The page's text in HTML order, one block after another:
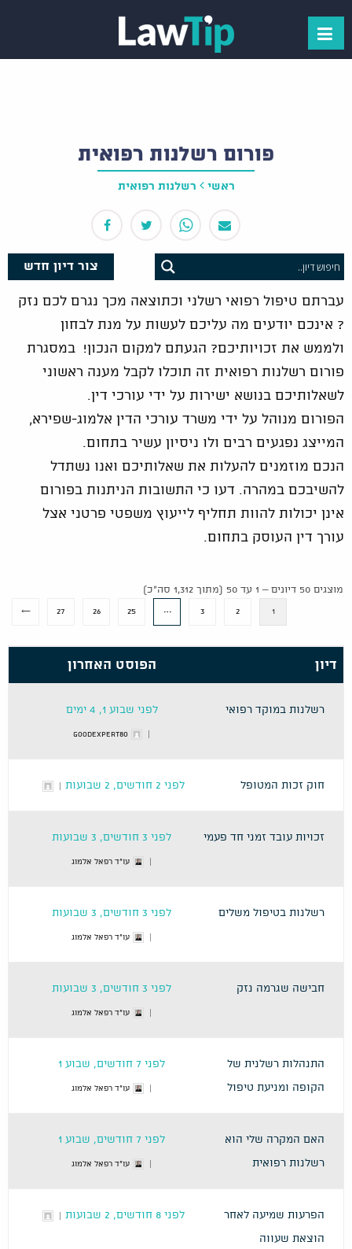
פורום רשלנות רפואית
ראשי רשלנות רפואית
צור דיון חדש
עברתם טיפול רפואי רשלני וכתוצאה מכך נגרם לכם נזק
? אינכם יודעים מה עליכם לעשות על מנת לבחון
ולממש את זכויותיכם? הגעתם למקום הנכון! במסגרת
פורום רשלנות רפואית זה תוכלו לקבל מענה ראשוני
לשאלותיכם בנושא ישירות על ידי עורכי דין.
הפורום מנוהל על ידי משרד עורכי הדין אלמוג-שפירא,
המייצג נפגעים רבים ולו ניסיון עשיר בתחום.
הנכם מוזמנים להעלות את שאלותיכם ואנו נשתדל
להשיבכם במהרה. דעו כי התשובות הניתנות בפורום
אינן יכולות להוות תחליף לייעוץ משפטי פרטני אצל
עורך דין העוסק בתחום.
מוצגים 50 דיונים – 1 עד 50 (מתוך 1,312 סה״כ)
1
2
3
…
25
26
27
←
דיון הפוסט האחרון
רשלנות במוקד רפואי לפני שבוע 1, 4 ימים
GoodExpert80
חוק זכות המטופל לפני 2 חודשים, 2 שבועות
זכויות עובד זמני חד פעמי לפני 3 חודשים, 3 שבועות
עו"ד רפאל אלמוג
רשלנות בטיפול משלים לפני 3 חודשים, 3 שבועות
עו"ד רפאל אלמוג
חבישה שגרמה נזק לפני 3 חודשים, 3 שבועות
עו"ד רפאל אלמוג
התנהלות רשלנית של
הקופה ומניעת טיפול
לפני 7 חודשים, שבוע 1
עו"ד רפאל אלמוג
האם המקרה שלי הוא
רשלנות רפואית
לפני 7 חודשים, שבוע 1
עו"ד רפאל אלמוג
הפרעות שמיעה לאחר
הוצאת שעווה
לפני 8 חודשים, 2 שבועות